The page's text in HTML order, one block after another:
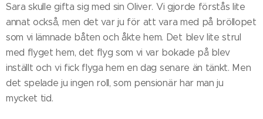
Sara skulle gifta sig med sin Oliver. Vi gjorde förstås lite
annat också, men det var ju för att vara med på bröllopet
som vi lämnade båten och åkte hem. Det blev lite strul
med flyget hem, det flyg som vi var bokade på blev
inställt och vi fick flyga hem en dag senare än tänkt. Men
det spelade ju ingen roll, som pensionär har man ju
mycket tid.